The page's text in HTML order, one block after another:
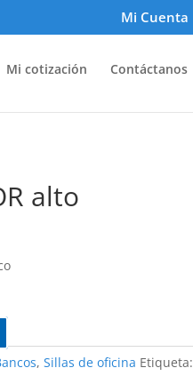
Mi Cuenta
Mi cotización Contáctanos
alto
, Sillas de oficina Etiqueta: